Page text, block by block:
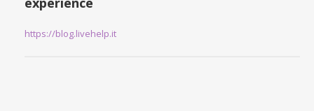
https://blog.livehelp.it